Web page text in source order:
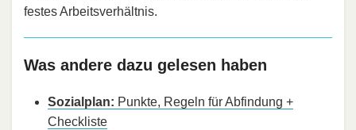
festes Arbeitsverhältnis.
Was andere dazu gelesen haben
Sozialplan: Punkte, Regeln für Abfindung +
Checkliste